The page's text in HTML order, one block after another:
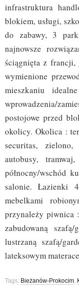
infrastruktura
blokiem, usługi,
do zabawy, 3
najnowsze
ściągnięta z francji,
wymienione
mieszkaniu
wprowadzenia/
postojowe przed
okolicy. Okolica :
securitas, zielono,
autobusy,
północny/wschód
salonie. Łazienki
mebelkami
przynależy piwnica
zabudowaną
lustrzaną szafą/
lateksowym
Tags: Bieżanów-Prokocim,